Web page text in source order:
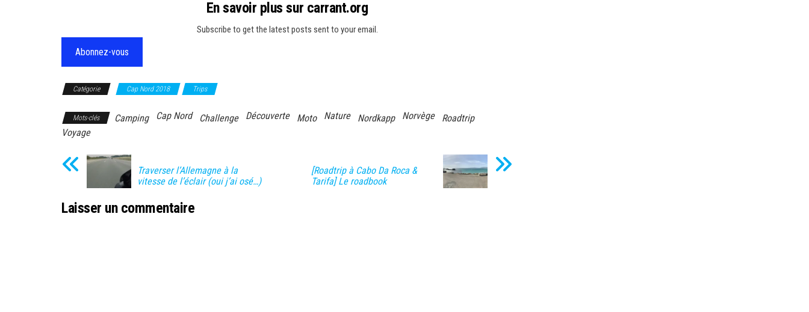
En savoir plus sur carrant.org
Subscribe to get the latest posts sent to your email.
Abonnez-vous
Catégorie Cap Nord 2018 Trips
Mots-clés Camping Cap Nord Challenge Découverte Moto Nature Nordkapp Norvège
Roadtrip
Voyage
Traverser l’Allemagne à la
vitesse de l’éclair (oui j’ai osé…)
[Roadtrip à Cabo Da Roca &
Tarifa] Le roadbook
Laisser un commentaire